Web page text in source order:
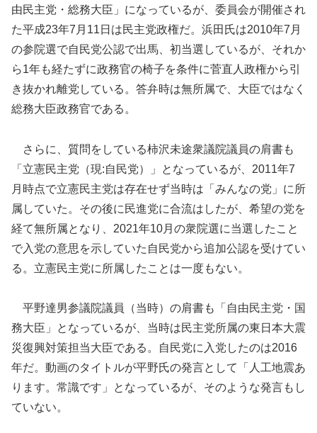
由民主党・総務大臣」になっているが、委員会が開催され
た平成23年7月11日は民主党政権だ。浜田氏は2010年7月
の参院選で自民党公認で出馬、初当選しているが、それか
ら1年も経たずに政務官の椅子を条件に菅直人政権から引
き抜かれ離党している。答弁時は無所属で、大臣ではなく
総務大臣政務官である。
さらに、質問をしている柿沢未途衆議院議員の肩書も
「立憲民主党（現:自民党）」となっているが、2011年7
月時点で立憲民主党は存在せず当時は「みんなの党」に所
属していた。その後に民進党に合流はしたが、希望の党を
経て無所属となり、2021年10月の衆院選に当選したこと
で入党の意思を示していた自民党から追加公認を受けてい
る。立憲民主党に所属したことは一度もない。
平野達男参議院議員（当時）の肩書も「自由民主党・国
務大臣」となっているが、当時は民主党所属の東日本大震
災復興対策担当大臣である。自民党に入党したのは2016
年だ。動画のタイトルが平野氏の発言として「人工地震あ
ります。常識です」となっているが、そのような発言もし
ていない。